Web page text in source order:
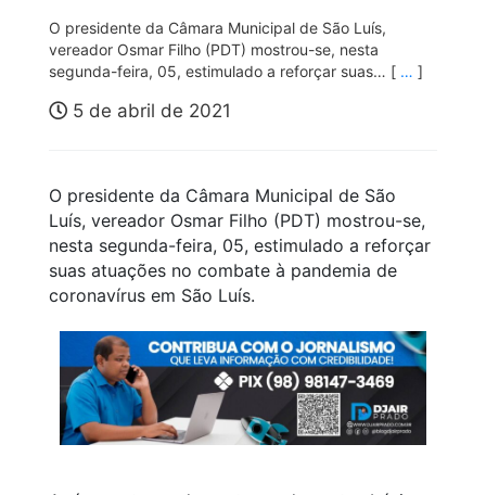
O presidente da Câmara Municipal de São Luís,
vereador Osmar Filho (PDT) mostrou-se, nesta
segunda-feira, 05, estimulado a reforçar suas… [ … ]
5 de abril de 2021
O presidente da Câmara Municipal de São
Luís, vereador Osmar Filho (PDT) mostrou-se,
nesta segunda-feira, 05, estimulado a reforçar
suas atuações no combate à pandemia de
coronavírus em São Luís.